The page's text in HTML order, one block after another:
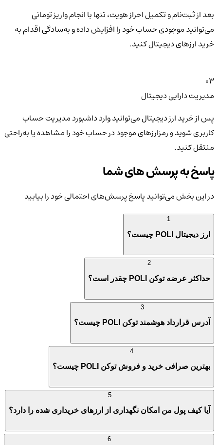
بعد از ثبت‌نام و تکمیل احراز هویت، تنها با انجام واریز تومانی
می‌توانید موجودی حساب خود را افزایش داده و به‌سادگی اقدام به
خرید ارزهای دیجیتال کنید.
03
مدیریت دارایی دیجیتال
پس از خرید ارز دیجیتال می‌توانید وارد داشبورد مدیریت حساب
کاربری شوید و رمزارزهای موجود در حساب خود را مشاهده یا به‌راحتی
منتقل کنید.
پاسخ به پرسش های شما
در این بخش می‌توانید پاسخ پرسش‌های احتمالی خود را بیابید
ارز دیجیتال POLI چیست؟
حداکثر عرضه توکن POLI چقدر است؟
آدرس قرارداد هوشمند توکن POLI چیست؟
بهترین صرافی خرید و فروش توکن POLI چیست؟
آیا کیف پول من امکان نگهداری از ارزهای خریداری شده را دارد؟